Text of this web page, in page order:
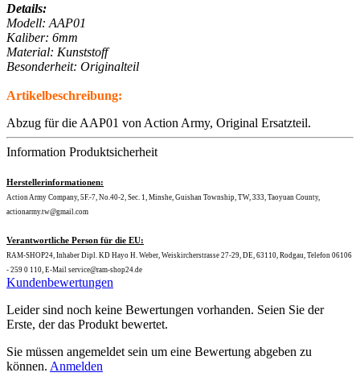
Details:
Modell: AAP01
Kaliber: 6mm
Material: Kunststoff
Besonderheit: Originalteil
Artikelbeschreibung:
Abzug für die AAP01 von Action Army, Original Ersatzteil.
Information Produktsicherheit
Herstellerinformationen:
Action Army Company, 5F.-7, No.40-2, Sec. 1, Minshe, Guishan Township, TW, 333, Taoyuan County,
actionarmy.tw@gmail.com
Verantwortliche Person für die EU:
RAM-SHOP24, Inhaber Dipl. KD Hayo H. Weber, Weiskircherstrasse 27-29, DE, 63110, Rodgau, Telefon 06106
- 259 0 110, E-Mail service@ram-shop24.de
Kundenbewertungen
Leider sind noch keine Bewertungen vorhanden. Seien Sie der
Erste, der das Produkt bewertet.
Sie müssen angemeldet sein um eine Bewertung abgeben zu
können. Anmelden